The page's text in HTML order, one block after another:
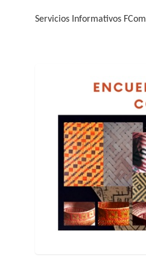
Servicios Informativos FCom